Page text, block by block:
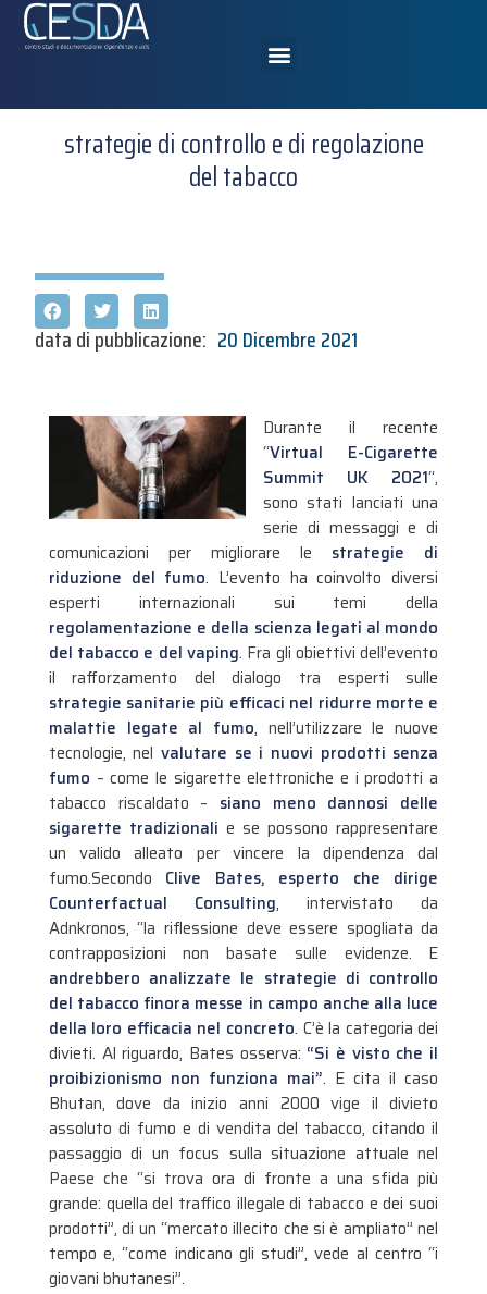
strategie di controllo e di regolazione
del tabacco
data di pubblicazione: 20 Dicembre 2021
Durante il recente
“Virtual E-Cigarette
Summit UK 2021“,
sono stati lanciati una
serie di messaggi e di
comunicazioni per migliorare le strategie di
riduzione del fumo. L’evento ha coinvolto diversi
esperti internazionali sui temi della
regolamentazione e della scienza legati al mondo
del tabacco e del vaping. Fra gli obiettivi dell’evento
il rafforzamento del dialogo tra esperti sulle
strategie sanitarie più efficaci nel ridurre morte e
malattie legate al fumo, nell’utilizzare le nuove
tecnologie, nelvalutare se i nuovi prodotti senza
fumo – come le sigarette elettroniche e i prodotti a
tabacco riscaldato – siano meno dannosi delle
sigarette tradizionali e se possono rappresentare
un valido alleato per vincere la dipendenza dal
fumo.Secondo Clive Bates, esperto che dirige
Counterfactual Consulting, intervistato da
Adnkronos, “la riflessione deve essere spogliata da
contrapposizioni non basate sulle evidenze. E
andrebbero analizzate le strategie di controllo
del tabacco finora messe in campo anche alla luce
della loro efficacia nel concreto. C’è la categoria dei
divieti. Al riguardo, Bates osserva: “Si è visto che il
proibizionismo non funziona mai”. E cita il caso
Bhutan, dove da inizio anni 2000 vige il divieto
assoluto di fumo e di vendita del tabacco, citando il
passaggio di un focus sulla situazione attuale nel
Paese che “si trova ora di fronte a una sfida più
grande: quella del traffico illegale di tabacco e dei suoi
prodotti”, di un “mercato illecito che si è ampliato” nel
tempo e, “come indicano gli studi”, vede al centro “i
giovani bhutanesi”.